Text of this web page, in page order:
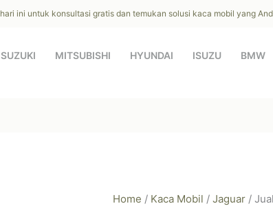
hari ini untuk konsultasi gratis dan temukan solusi kaca mobil yang
SUZUKI MITSUBISHI HYUNDAI ISUZU
BMW
Home / Kaca Mobil / Jaguar /